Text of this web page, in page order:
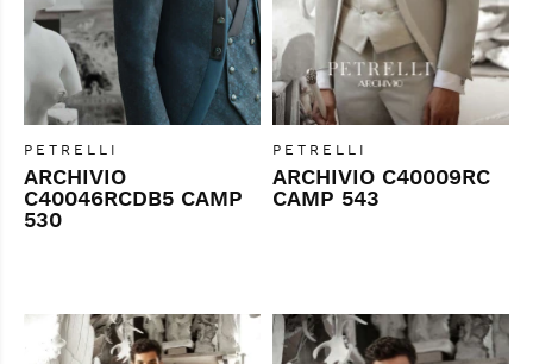
PETRELLI
ARCHIVIO
C40046RCDB5 CAMP
530
PETRELLI
ARCHIVIO C40009RC
CAMP 543